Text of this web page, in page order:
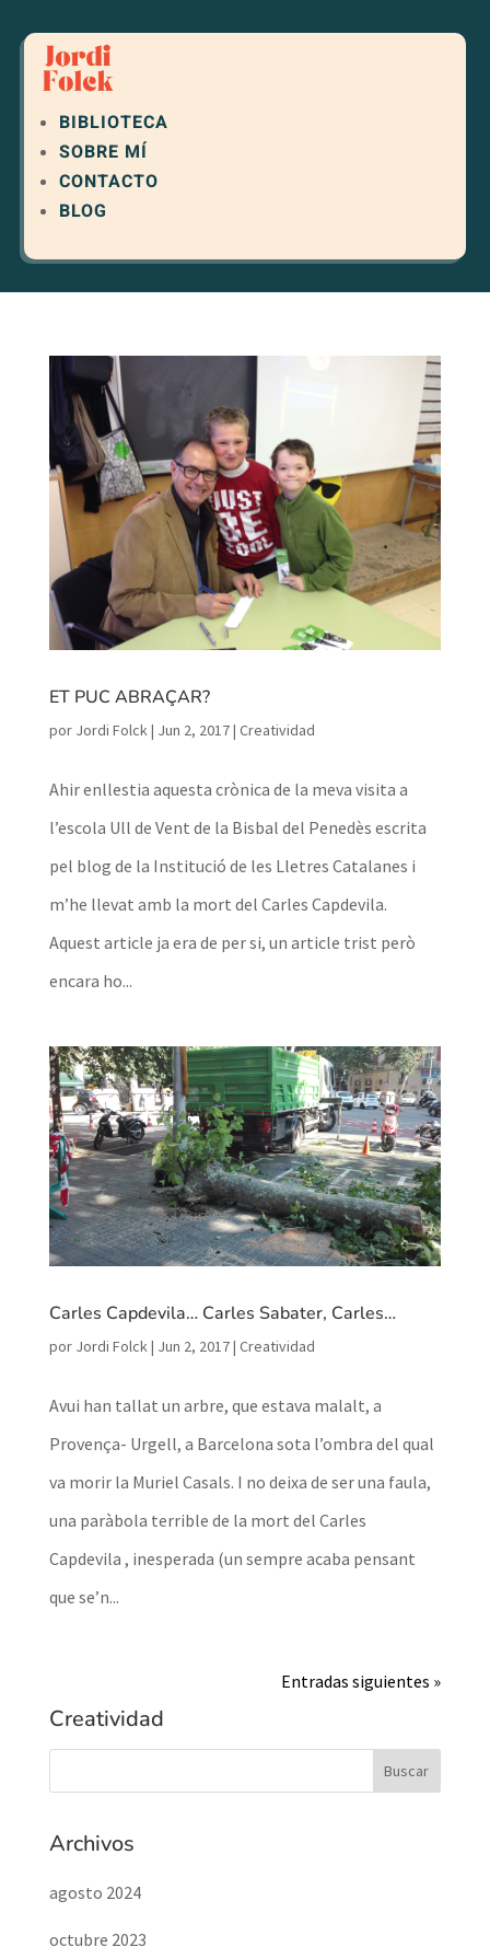
BIBLIOTECA
SOBRE MÍ
CONTACTO
BLOG
ET PUC ABRAÇAR?
por Jordi Folck| Jun 2, 2017| Creatividad
Ahir enllestia aquesta crònica de la meva visita a
l’escola Ull de Vent de la Bisbal del Penedès escrita
pel blog de la Institució de les Lletres Catalanes i
m’he llevat amb la mort del Carles Capdevila.
Aquest article ja era de per si, un article trist però
encara ho...
Carles Capdevila… Carles Sabater, Carles…
por Jordi Folck| Jun 2, 2017| Creatividad
Avui han tallat un arbre, que estava malalt, a
Provença- Urgell, a Barcelona sota l’ombra del qual
va morir la Muriel Casals. I no deixa de ser una faula,
una paràbola terrible de la mort del Carles
Capdevila , inesperada (un sempre acaba pensant
que se’n...
Entradas siguientes »
Creatividad
Archivos
agosto 2024
octubre 2023